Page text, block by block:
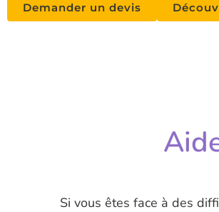
Demander un devis
Si vous êtes face à des